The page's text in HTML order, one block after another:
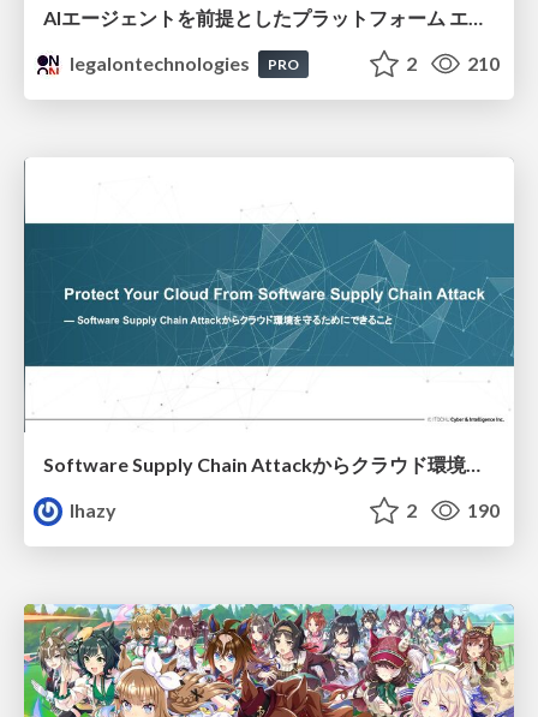
legalontechnologies
PRO 2 210
Software Supply Chain Attackからクラウド環境を守るためにできること
lhazy
2 190